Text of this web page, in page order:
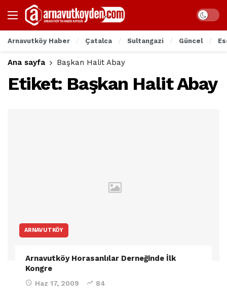
Arnavutköy Haber Çatalca Sultangazi Güncel
Ana sayfa Başkan Halit Abay
Etiket: Başkan Halit Abay
ARNAVUTKÖY
Arnavutköy Horasanlılar Derneğinde İlk
Kongre
Haz 17, 2009 84